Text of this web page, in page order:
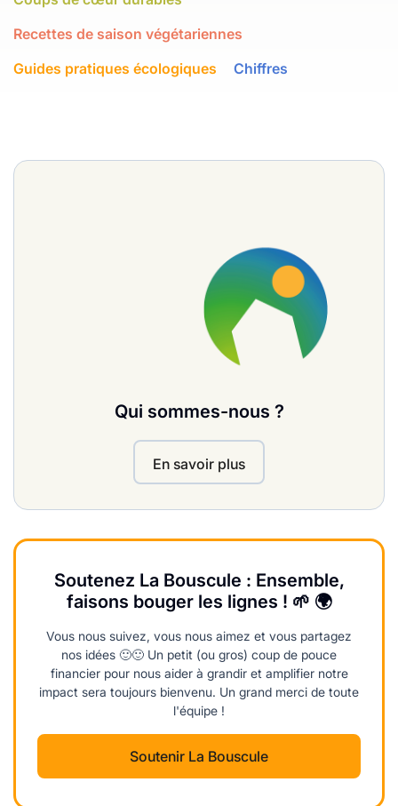
Recettes de saison végétariennes
Guides pratiques écologiques
Chiffres
Qui sommes-nous ?
En savoir plus
Soutenez La Bouscule : Ensemble,
faisons bouger les lignes ! 🌱 🌍
Vous nous suivez, vous nous aimez et vous partagez
nos idées 🙂🙂 Un petit (ou gros) coup de pouce
financier pour nous aider à grandir et amplifier notre
impact sera toujours bienvenu. Un grand merci de toute
l'équipe !
Soutenir La Bouscule